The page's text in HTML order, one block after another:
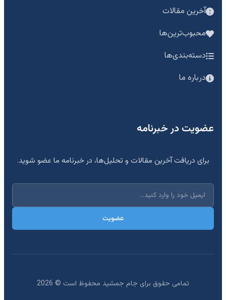
آخرین مقالات
محبوب‌ترین‌ها
دسته‌بندی‌ها
درباره ما
عضویت در خبرنامه
برای دریافت آخرین مقالات و تحلیل‌ها، در خبرنامه ما عضو شوید.
عضویت
تمامی حقوق برای جام جمشید محفوظ است © 2026